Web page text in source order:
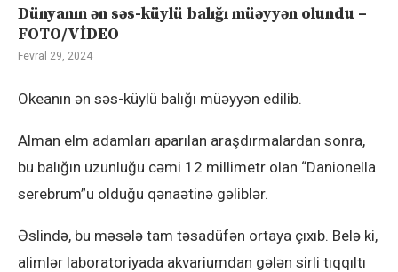
Dünyanın ən səs-küylü balığı müəyyən olundu –
FOTO/VİDEO
Fevral 29, 2024
Okeanın ən səs-küylü balığı müəyyən edilib.
Alman elm adamları aparılan araşdırmalardan sonra,
bu balığın uzunluğu cəmi 12 millimetr olan “Danionella
serebrum”u olduğu qənaətinə gəliblər.
Əslində, bu məsələ tam təsadüfən ortaya çıxıb. Belə ki,
alimlər laboratoriyada akvariumdan gələn sirli tıqqıltı